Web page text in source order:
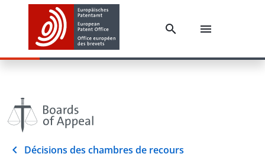
Décisions des chambres de recours